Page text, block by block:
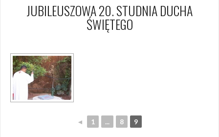
JUBILEUSZOWA 20. STUDNIA DUCHA
ŚWIĘTEGO
◄ 1 ... 8 9